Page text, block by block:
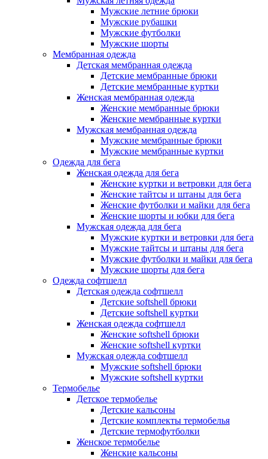
Мужские летние брюки
Мужские рубашки
Мужские футболки
Мужские шорты
Мембранная одежда
Детская мембранная одежда
Детские мембранные брюки
Детские мембранные куртки
Женская мембранная одежда
Женские мембранные брюки
Женские мембранные куртки
Мужская мембранная одежда
Мужские мембранные брюки
Мужские мембранные куртки
Одежда для бега
Женская одежда для бега
Женские куртки и ветровки для бега
Женские тайтсы и штаны для бега
Женские футболки и майки для бега
Женские шорты и юбки для бега
Мужская одежда для бега
Мужские куртки и ветровки для бега
Мужские тайтсы и штаны для бега
Мужские футболки и майки для бега
Мужские шорты для бега
Одежда софтшелл
Детская одежда софтшелл
Детские softshell брюки
Детские softshell куртки
Женская одежда софтшелл
Женские softshell брюки
Женские softshell куртки
Мужская одежда софтшелл
Мужские softshell брюки
Мужские softshell куртки
Термобелье
Детское термобелье
Детские кальсоны
Детские комплекты термобелья
Детские термофутболки
Женское термобелье
Женские кальсоны